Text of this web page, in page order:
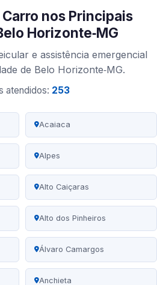
nos Principais
Horizonte‑MG
e assistência emergencial
de Belo Horizonte‑MG.
atendidos: 253
Acaiaca
Alpes
Alto Caiçaras
Alto dos Pinheiros
Álvaro Camargos
Anchieta